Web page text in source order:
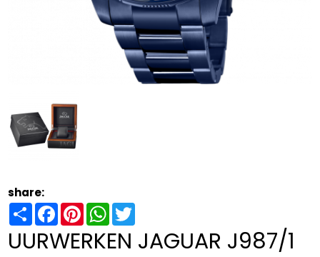
share:
ShareFacebookPinterestWhatsApp
UURWERKEN JAGUAR J987/1